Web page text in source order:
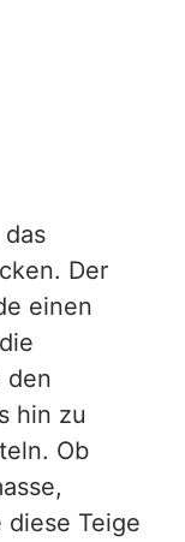
das
Der
einen
den
hin zu
Ob
Teige